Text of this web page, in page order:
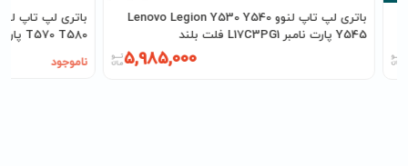
باتری لپ تاپ لنوو Lenovo Legion Y530 Y540
Y545 پارت نامبر L17C3PG1 فلت بلند
5,985,000
T570 T580 پارت نامبر 01AV424
ناموجود